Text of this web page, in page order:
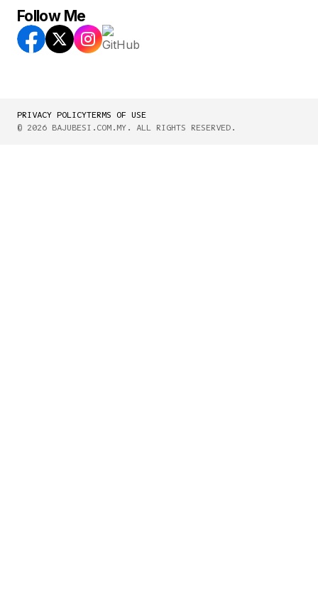
Follow Me
PRIVACY POLICYTERMS OF USE
© 2026 BAJUBESI.COM.MY. ALL RIGHTS RESERVED.